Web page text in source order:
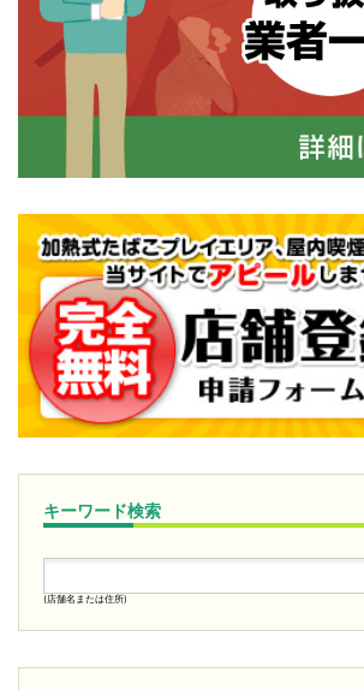
キーワード検索
(店舗名または住所)